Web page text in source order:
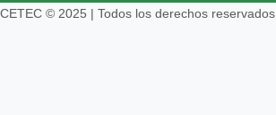
CETEC © 2025 | Todos los derechos reservados